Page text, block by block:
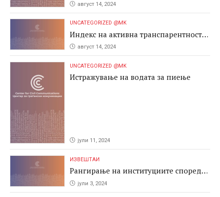
август 14, 2024
UNCATEGORIZED @MK
Индекс на активна транспарентност
2024август 14, 2024
UNCATEGORIZED @MK
Истражување на водата за пиење
јули 11, 2024
ИЗВЕШТАИ
Рангирање на институциите според
антикорупциските перформаси во
јавните набавки
јули 3, 2024